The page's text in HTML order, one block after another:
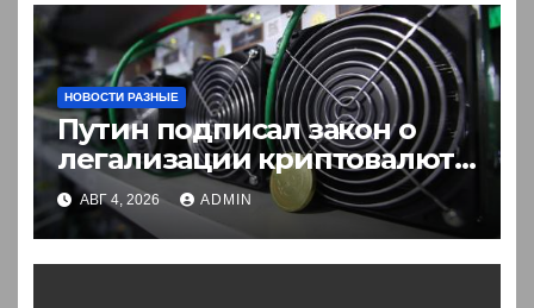
НОВОСТИ РАЗНЫЕ
Путин подписал закон о
легализации криптовалют
в России. Что нужно знать
АВГ 4, 2026 ADMIN